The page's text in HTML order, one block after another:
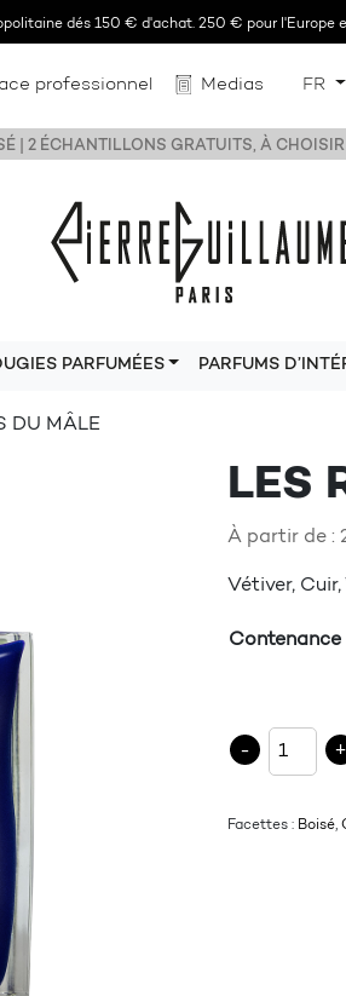
dés 150 € d'achat. 250 € pour l'Europe
professionnel Medias FR
| 2 ÉCHANTILLONS GRATUITS, À
PARFUMÉES PARFUMS
DU MÂLE
LES
À partir de :
Vétiver,
Contenance
quantité de
- +
Facettes : Boisé,